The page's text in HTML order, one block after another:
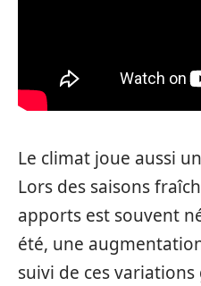
Le climat joue aussi
Lors des saisons
apports est souvent
été, une
suivi de ces